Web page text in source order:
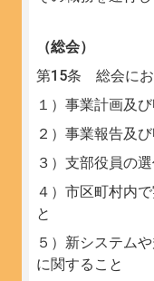
（総会）
第15条 総会にお
１）事業計画及
２）事業報告及
３）支部役員の
４）市区町村内
と
５）新システム
に関すること